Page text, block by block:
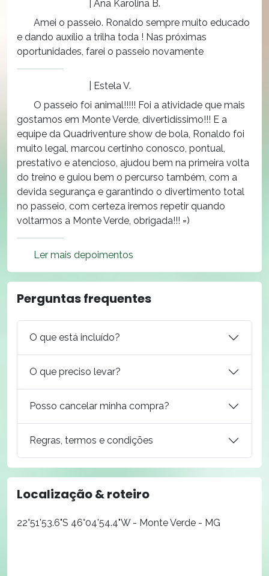
| Ana Karolina B.
Amei o passeio. Ronaldo sempre muito educado
e dando auxílio a trilha toda ! Nas próximas
oportunidades, farei o passeio novamente
| Estela V.
O passeio foi animal!!!!! Foi a atividade que mais
gostamos em Monte Verde, divertidíssimo!!! E a
equipe da Quadriventure show de bola, Ronaldo foi
muito legal, marcou certinho conosco, pontual,
prestativo e atencioso, ajudou bem na primeira volta
do treino e guiou bem o percurso também, com a
devida segurança e garantindo o divertimento total
no passeio, com certeza iremos repetir quando
voltarmos a Monte Verde, obrigada!!! =)
Ler mais depoimentos
Perguntas frequentes
O que está incluído?
O que preciso levar?
Posso cancelar minha compra?
Regras, termos e condições
Localização & roteiro
22°51'53.6"S 46°04'54.4"W - Monte Verde - MG